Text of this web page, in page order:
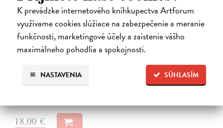
K prevádzke internetového kníhkupectva Artforum
využívame cookies slúžiace na zabezpečenie a meranie
funkčnosti, marketingové účely a zaistenie vášho
maximálneho pohodlia a spokojnosti.
SÚHLASÍM
NASTAVENIA
Ja, Tran a všetko ostatné
Kanaloš Martin| Kniha
Polovičný Róm Dezi a polovičný Vietnamec Tran, dvaja outsideri z
rozpadnutých rodín, majú spoločnú záľubu v pozorovaní oblohy. Kým
si ich spolužiaci z malomestského gymnázia užívajú mladosť a výhody
života…
18,00 €